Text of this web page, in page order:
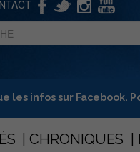
les infos sur Facebook.
CHRONIQUES